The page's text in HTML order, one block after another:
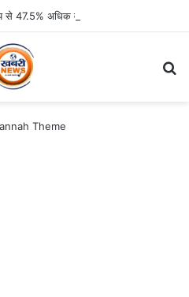
47.5% अधिक वर्षा दर्ज